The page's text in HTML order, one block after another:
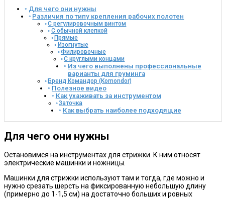
Для чего они нужны
Различия по типу крепления рабочих полотен
С регулировочным винтом
С обычной клепкой
Прямые
Изогнутые
Филировочные
С круглыми концами
Из чего выполнены профессиональные
варианты для груминга
Бренд Командор (Komondor)
Полезное видео
Как ухаживать за инструментом
Заточка
Как выбрать наиболее подходящие
Для чего они нужны
Остановимся на инструментах для стрижки. К ним относят
электрические машинки и ножницы.
Машинки для стрижки используют там и тогда, где можно и
нужно срезать шерсть на фиксированную небольшую длину
(примерно до 1-1,5 см) на достаточно больших и ровных